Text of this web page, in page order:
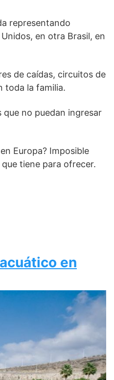
representando
en otra Brasil, en
de caídas, circuitos de
toda la familia.
que no puedan ingresar
Europa? Imposible
tiene para ofrecer.
en